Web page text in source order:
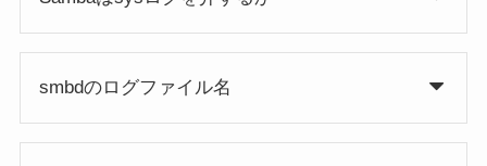
smbdのログファイル名